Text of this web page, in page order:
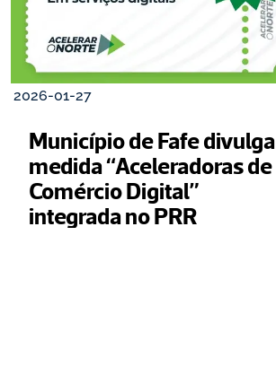
2026-01-27
Município de Fafe divulga
medida “Aceleradoras de
Comércio Digital”
integrada no PRR